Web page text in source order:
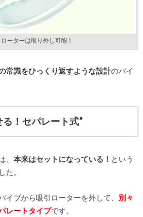
ーターは取り外し可能！
常識をひっくり返すような設計のバイ
！セパレート式”
、 本来はセットになっている！ という
た。
イブから吸引ローターを外して、 別々
レートタイプです。